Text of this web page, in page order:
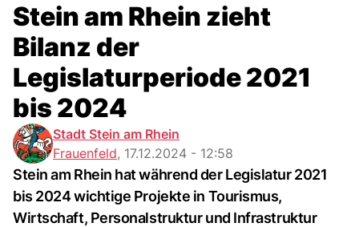
Stein am Rhein zieht
Bilanz der
Legislaturperiode 2021
bis 2024
Stadt Stein am Rhein
Frauenfeld, 17.12.2024 - 12:58
Stein am Rhein hat während der Legislatur 2021
bis 2024 wichtige Projekte in Tourismus,
Wirtschaft, Personalstruktur und Infrastruktur